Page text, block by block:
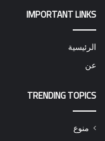
IMPORTANT LINKS
الرئيسية
عن
TRENDING TOPICS
منوع